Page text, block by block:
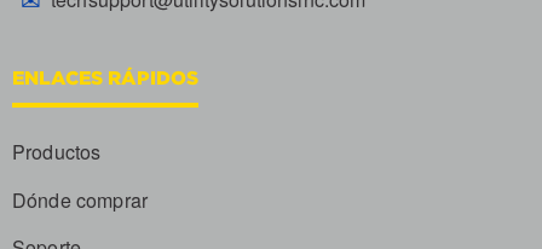
ENLACES RÁPIDOS
Productos
Dónde comprar